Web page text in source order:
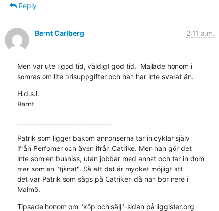
Reply
Bernt Carlberg 2:11 a.m.
Men var ute i god tid, väldigt god tid.  Mailade honom i
somras om lite prisuppgifter och han har inte svarat än.
H.d.s.l.
Bernt
Patrik som ligger bakom annonserna tar in cyklar själv
ifrån Perfomer och även ifrån Catrike. Men han gör det
inte som en busniss, utan jobbar med annat och tar in dom
mer som en "tjänst". Så att det är mycket möjligt att
det var Patrik som sågs på Catriken då han bor nere i
Malmö.
Tipsade honom om "köp och sälj"-sidan på liggister.org